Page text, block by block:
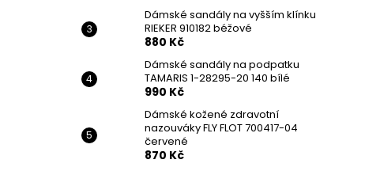
Dámské sandály na vyšším klínku
RIEKER 910182 béžové
880 Kč
Dámské sandály na podpatku
TAMARIS 1-28295-20 140 bílé
990 Kč
Dámské kožené zdravotní
nazouváky FLY FLOT 700417-04
červené
870 Kč